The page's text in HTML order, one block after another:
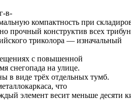
в-
компактность при
прочный конструктив всех
триколора — изначальный
с повышенной
снегопада на улице.
в виде трёх отдельных тумб.
что
элемент весит меньше десяти